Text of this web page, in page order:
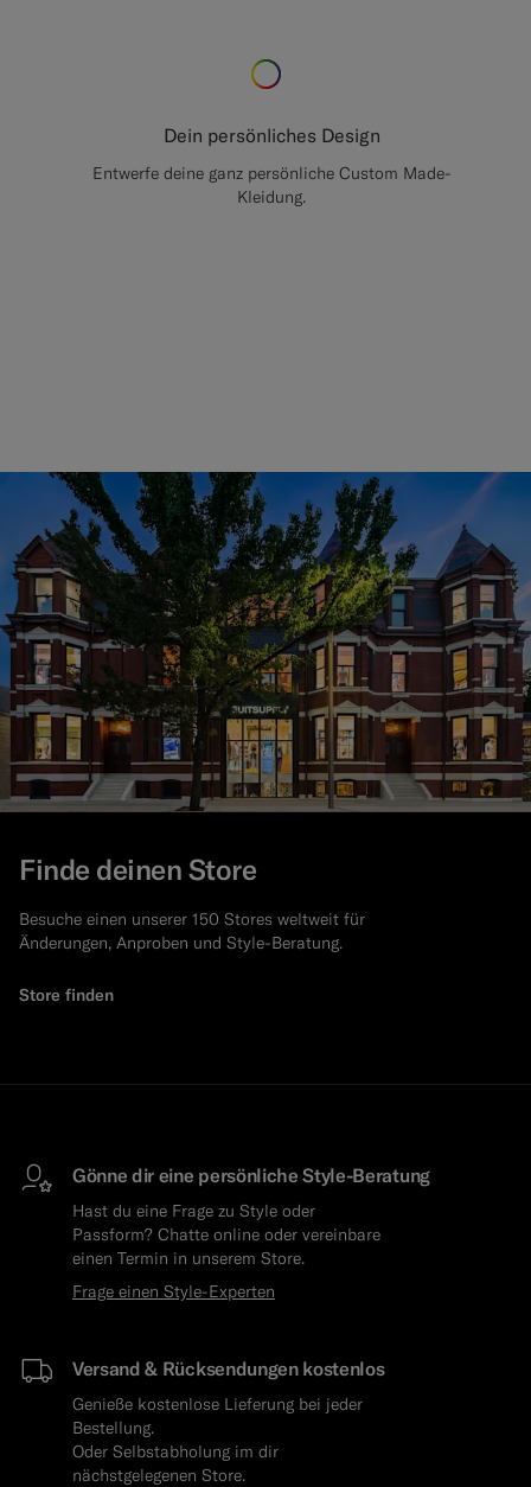
Dein persönliches Design
Entwerfe deine ganz persönliche Custom Made-
Kleidung.
Finde deinen Store
Besuche einen unserer 150 Stores weltweit für
Änderungen, Anproben und Style-Beratung.
Store finden
Gönne dir eine persönliche Style-Beratung
Hast du eine Frage zu Style oder
Passform? Chatte online oder vereinbare
einen Termin in unserem Store.
Frage einen Style-Experten
Versand & Rücksendungen kostenlos
Genieße kostenlose Lieferung bei jeder
Bestellung.
Oder Selbstabholung im dir
nächstgelegenen Store.